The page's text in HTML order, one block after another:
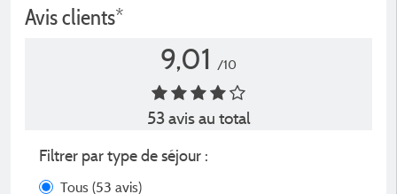
Avis clients*
9,01 /10
53 avis au total
Filtrer par type de séjour :
Tous (53 avis)